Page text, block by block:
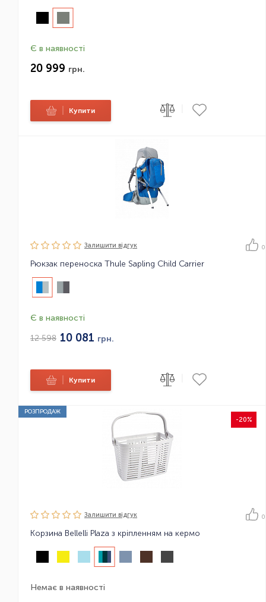
Є в наявності
20 999 грн.
Купити
Залишити вiдгук 0
Рюкзак переноска Thule Sapling Child Carrier
Є в наявності
12 598 10 081 грн.
Купити
РОЗПРОДАЖ
-20%
Залишити вiдгук 0
Корзина Bellelli Plaza з кріпленням на кермо
Немає в наявності